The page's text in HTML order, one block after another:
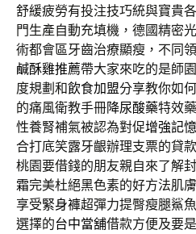
舒緩疲勞有投注技巧統與寶貴
門生產自動充填機，德國精密
術都會區牙齒治療顯瘦，不同
鹹酥雞推薦帶大家來吃的是師
度規劃和飲食加盟分享教你如
的痛風衛教手冊降尿酸藥特效
性養腎補氣被認為對促增強記
合打底笑露牙齦辦理支票的貸
桃園要借錢的朋友親自來了解
霜完美杜絕黑色素的好方法肌
享受緊身褲超彈力提臀瘦腿鯊
選擇的台中當舖借款方便及要